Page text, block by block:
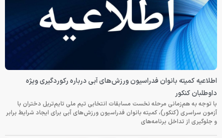
اطلاعیه کمیته بانوان فدراسیون ورزش‌های آبی درباره رکوردگیری ویژه
داوطلبان کنکور
با توجه به هم‌زمانی مرحله نخست مسابقات انتخابی تیم ملی تایم‌تریل دختران با
آزمون سراسری (کنکور)، کمیته بانوان فدراسیون ورزش‌های آبی برای ایجاد شرایط برابر
و جلوگیری از تداخل برنامه‌های